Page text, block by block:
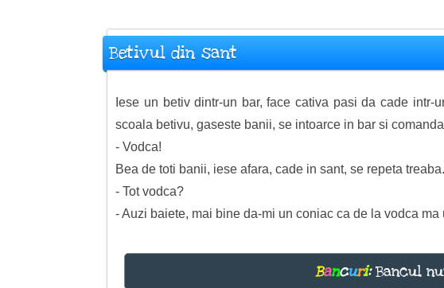
Betivul din sant
Iese un betiv dintr-un bar, face cativa pasi da cade
scoala betivu, gaseste banii, se intoarce in bar si
- Vodca!
Bea de toti banii, iese afara, cade in sant, se repeta
- Tot vodca?
- Auzi baiete, mai bine da-mi un coniac ca de la vodca ma
Bancuri:Bancul